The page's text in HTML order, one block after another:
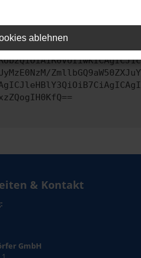
das Problem zu
& Kontakt
GmbH
ablehnen